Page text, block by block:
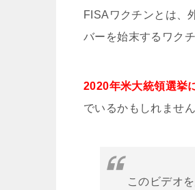
FISAワクチンとは、
バーを始末するワク
2020年米大統領選挙
でいるかもしれません
このビデオ